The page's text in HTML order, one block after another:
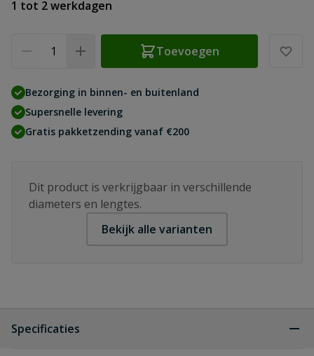
1 tot 2 werkdagen
Toevoegen
Bezorging in binnen- en buitenland
Supersnelle levering
Gratis pakketzending vanaf €200
Dit product is verkrijgbaar in verschillende
diameters en lengtes.
Bekijk alle varianten
Specificaties